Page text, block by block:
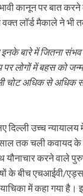
कानून पर बात
लॉर्ड मैकाले ने भी
बारे में जितना
लोगों में बहस को
चोट अधिक से अधिक
उच्च
तक चली कवायद के
यौनाचार करने वाले
के बीच एचआईवी/
में कहा गया